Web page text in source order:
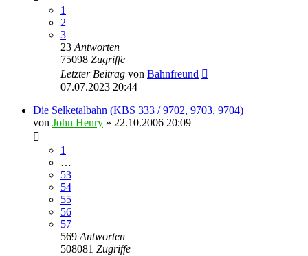
1
2
3
23 Antworten
75098 Zugriffe
Letzter Beitrag von Bahnfreund
07.07.2023 20:44
Die Selketalbahn (KBS 333 / 9702, 9703, 9704)
von John Henry » 22.10.2006 20:09
1
…
53
54
55
56
57
569 Antworten
508081 Zugriffe